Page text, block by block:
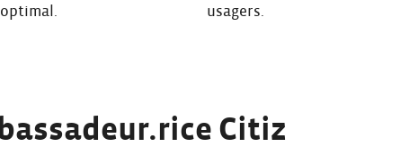
usagers.
Citiz